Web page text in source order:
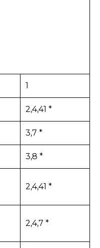
1
2,4,41 *
3,7 *
3,8 *
2,4,41 *
2,4,7 *